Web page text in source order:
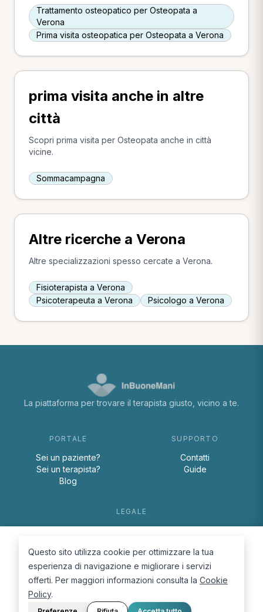
Trattamento osteopatico per Osteopata a
Verona
Prima visita osteopatica per Osteopata a Verona
prima visita anche in altre
città
Scopri prima visita per Osteopata anche in città
vicine.
Sommacampagna
Altre ricerche a Verona
Altre specializzazioni spesso cercate a Verona.
Fisioterapista a Verona
Psicoterapeuta a Verona
Psicologo a Verona
La piattaforma per trovare il terapista giusto, vicino a te.
PORTALE
Sei un paziente?
Sei un terapista?
Blog
SUPPORTO
Contatti
Guide
LEGALE
Cookie Policy
Questo sito utilizza cookie per ottimizzare la tua
esperienza di navigazione e migliorare i servizi
offerti. Per maggiori informazioni consulta la Cookie
Policy.